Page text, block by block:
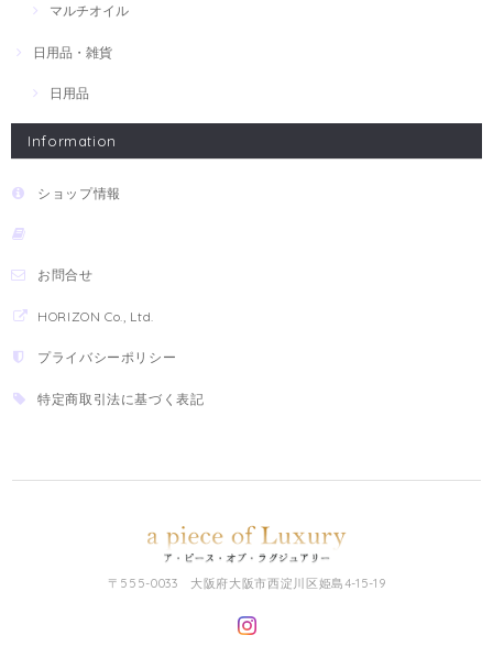
マルチオイル
日用品・雑貨
日用品
Information
ショップ情報
お問合せ
HORIZON Co., Ltd.
プライバシーポリシー
特定商取引法に基づく表記
〒555-0033 大阪府大阪市西淀川区姫島4-15-19